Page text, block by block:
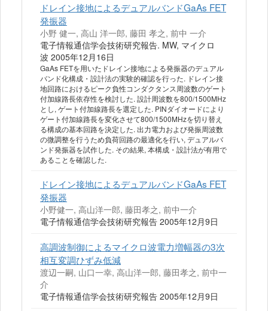
ドレイン接地によるデュアルバンドGaAs FET
発振器
小野 健一, 高山 洋一郎, 藤田 孝之, 前中 一介
電子情報通信学会技術研究報告. MW, マイクロ
波 2005年12月16日
GaAs FETを用いたドレイン接地による発振器のデュアル
バンド化構成・設計法の実験的確認を行った. ドレイン接
地回路におけるピーク負性コンダクタンス周波数のゲート
付加線路長依存性を検討した. 設計周波数を800/1500MHz
とし, ゲート付加線路長を選定した. PINダイオードにより
ゲート付加線路長を変化させて800/1500MHzを切り替え
る構成の基本回路を決定した. 出力電力および発振周波数
の微調整を行うため負荷回路の最適化を行い, デュアルバ
ンド発振器を試作した. その結果, 本構成・設計法が有用で
あることを確認した.
ドレイン接地によるデュアルバンドGaAs FET
発振器
小野健一, 高山洋一郎, 藤田孝之, 前中一介
電子情報通信学会技術研究報告 2005年12月9日
高調波制御によるマイクロ波電力増幅器の3次
相互変調ひずみ低減
渡辺一嗣, 山口一幸, 高山洋一郎, 藤田孝之, 前中一
介
電子情報通信学会技術研究報告 2005年12月9日